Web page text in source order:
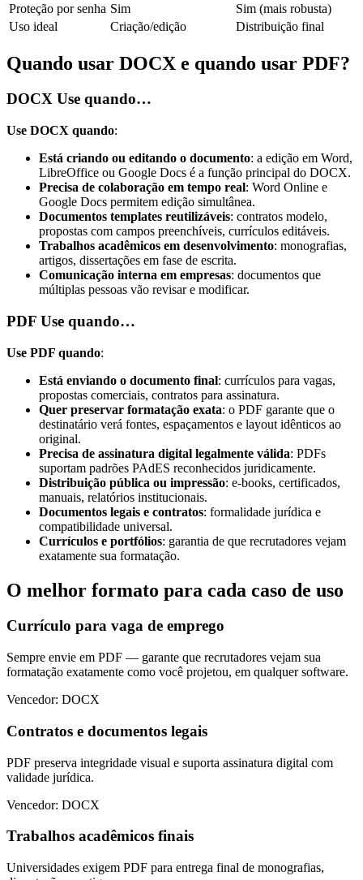
Proteção por senha Sim
Sim (mais robusta)
Uso ideal
Criação/edição Distribuição final
Quando usar DOCX e quando usar PDF?
DOCX Use quando…
Use DOCX quando:
Está criando ou editando o documento: a edição em Word,
LibreOffice ou Google Docs é a função principal do DOCX.
Precisa de colaboração em tempo real: Word Online e
Google Docs permitem edição simultânea.
Documentos templates reutilizáveis: contratos modelo,
propostas com campos preenchíveis, currículos editáveis.
Trabalhos acadêmicos em desenvolvimento: monografias,
artigos, dissertações em fase de escrita.
Comunicação interna em empresas: documentos que
múltiplas pessoas vão revisar e modificar.
PDF Use quando…
Use PDF quando:
Está enviando o documento final: currículos para vagas,
propostas comerciais, contratos para assinatura.
Quer preservar formatação exata: o PDF garante que o
destinatário verá fontes, espaçamentos e layout idênticos ao
original.
Precisa de assinatura digital legalmente válida: PDFs
suportam padrões PAdES reconhecidos juridicamente.
Distribuição pública ou impressão: e-books, certificados,
manuais, relatórios institucionais.
Documentos legais e contratos: formalidade jurídica e
compatibilidade universal.
Currículos e portfólios: garantia de que recrutadores vejam
exatamente sua formatação.
O melhor formato para cada caso de uso
Currículo para vaga de emprego
Sempre envie em PDF — garante que recrutadores vejam sua
formatação exatamente como você projetou, em qualquer software.
Vencedor: DOCX
Contratos e documentos legais
PDF preserva integridade visual e suporta assinatura digital com
validade jurídica.
Vencedor: DOCX
Trabalhos acadêmicos finais
Universidades exigem PDF para entrega final de monografias,